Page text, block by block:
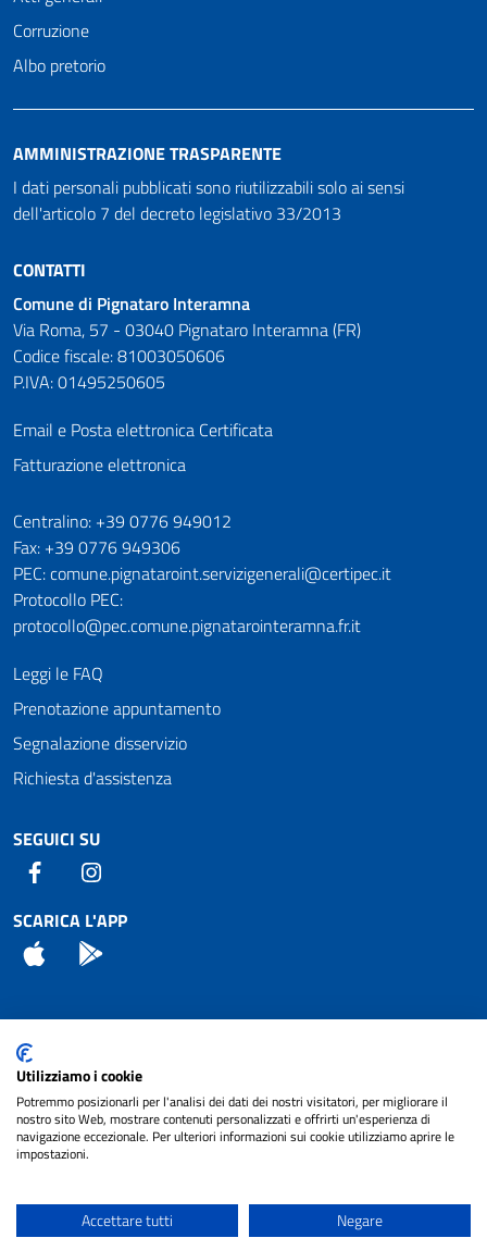
Corruzione
Albo pretorio
AMMINISTRAZIONE TRASPARENTE
I dati personali pubblicati sono riutilizzabili solo ai sensi
dell'articolo 7 del decreto legislativo 33/2013
CONTATTI
Comune di Pignataro Interamna
Via Roma, 57 - 03040 Pignataro Interamna (FR)
Codice fiscale: 81003050606
P.IVA: 01495250605
Email e Posta elettronica Certificata
Fatturazione elettronica
Numeri utili
Centralino: +39 0776 949012
Fax: +39 0776 949306
PEC: comune.pignataroint.servizigenerali@certipec.it
Protocollo PEC:
protocollo@pec.comune.pignatarointeramna.fr.it
Leggi le FAQ
Prenotazione appuntamento
Segnalazione disservizio
Richiesta d'assistenza
SEGUICI SU
Facebook
SCARICA L'APP
App Store
Attuazione Misure PNRR
Piano di miglioramento del sito
Note legali
cura diNET SMART
Utilizziamo i cookie
Potremmo posizionarli per l'analisi dei dati dei nostri visitatori, per migliorare il
nostro sito Web, mostrare contenuti personalizzati e offrirti un'esperienza di
navigazione eccezionale. Per ulteriori informazioni sui cookie utilizziamo aprire le
impostazioni.
Accettare tutti Negare